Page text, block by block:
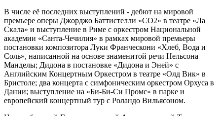
В числе её последних выступлений - дебют на мировой
премьере оперы Джорджо Баттистелли «CO2» в театре «Ла
Скала» и выступление в Риме с оркестром Национальной
академии «Санта-Чечилия» в рамках мировой премьеры
постановки композитора Луки Франческони «Хлеб, Вода и
Соль», написанной на основе знаменитой речи Нельсона
Манделы; Дидона в постановке «Дидона и Эней» с
Английским Концертным Оркестром в театре «Олд Вик» в
Бристоле; два концерта с симфоническим оркестром Орхуса в
Дании; выступление на «Би-Би-Си Промс» в парке и
европейский концертный тур с Роландо Вильясоном.